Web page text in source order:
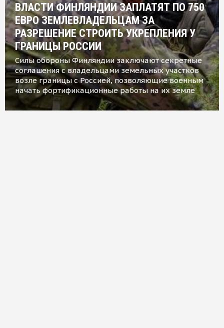
ВЛАСТИ ФИНЛЯНДИИ ЗАПЛАТЯТ ПО 750
ЕВРО ЗЕМЛЕВЛАДЕЛЬЦАМ ЗА
РАЗРЕШЕНИЕ СТРОИТЬ УКРЕПЛЕНИЯ У
ГРАНИЦЫ РОССИИ
Силы обороны Финляндии заключают секретные
соглашения с владельцами земельных участков
возле границы с Россией, позволяющие военным
начать фортификационные работы на их земле